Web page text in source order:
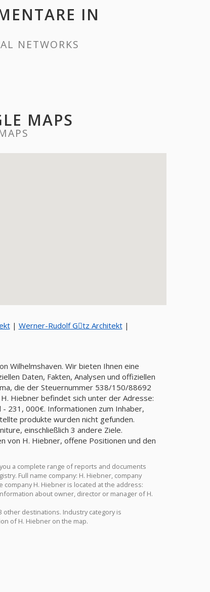
IN
NETWORKS
MAPS
| Werner-Rudolf Gِtz Architekt|
Wilhelmshaven. Wir bieten Ihnen eine
Daten, Fakten, Analysen und offiziellen
die der Steuernummer 538/150/88692
Hiebner befindet sich unter der Adresse:
231, 000€. Informationen zum Inhaber,
produkte wurden nicht gefunden.
einschließlich 3 andere Ziele.
von H. Hiebner, offene Positionen und den
a complete range of reports and documents
Full name company: H. Hiebner, company
company H. Hiebner is located at the address:
about owner, director or manager of H.
other destinations. Industry category is
of H. Hiebner on the map.